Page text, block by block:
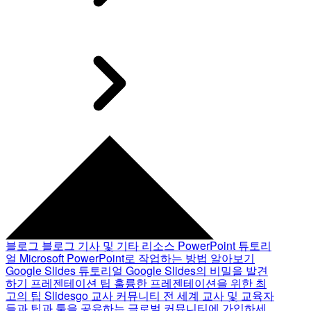
블로그 블로그 기사 및 기타 리소스 PowerPoint 튜토리
얼 Microsoft PowerPoint로 작업하는 방법 알아보기
Google Slides 튜토리얼 Google Slides의 비밀을 발견
하기 프레젠테이션 팁 훌륭한 프레젠테이션을 위한 최
고의 팁 Slidesgo 교사 커뮤니티 전 세계 교사 및 교육자